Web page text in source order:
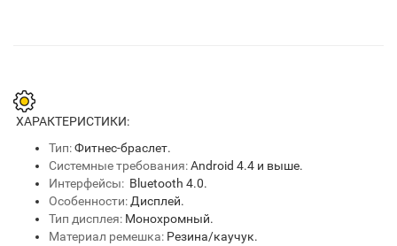
ХАРАКТЕРИСТИКИ:
Тип:Фитнес-браслет.
Системные требования:Android 4.4 и выше.
Интерфейсы: Bluetooth 4.0.
Особенности: Дисплей.
Тип дисплея: Монохромный.
Материал ремешка: Резина/каучук.